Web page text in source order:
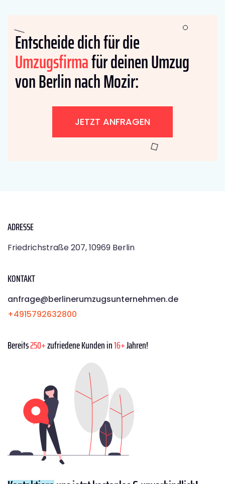
Entscheide dich für die
Umzugsfirmafür deinen Umzug
von Berlin nach Mozir:
JETZT ANFRAGEN
ADRESSE
Friedrichstraße 207, 10969 Berlin
KONTAKT
anfrage@berlinerumzugsunternehmen.de
+4915792632800
Bereits250+zufriedene Kunden in16+Jahren!